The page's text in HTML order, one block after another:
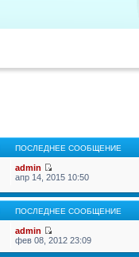
ПОСЛЕДНЕЕ СООБЩЕНИЕ
admin
апр 14, 2015 10:50
ПОСЛЕДНЕЕ СООБЩЕНИЕ
admin
фев 08, 2012 23:09